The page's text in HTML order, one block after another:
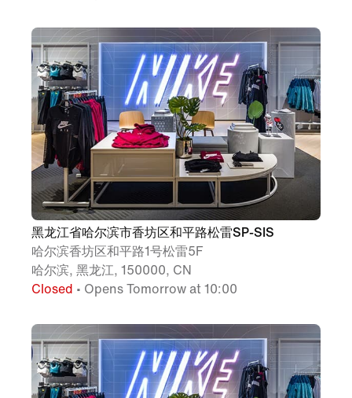
黑龙江省哈尔滨市香坊区和平路松雷SP-SIS
哈尔滨香坊区和平路1号松雷5F
哈尔滨, 黑龙江, 150000, CN
Closed • Opens Tomorrow at 10:00